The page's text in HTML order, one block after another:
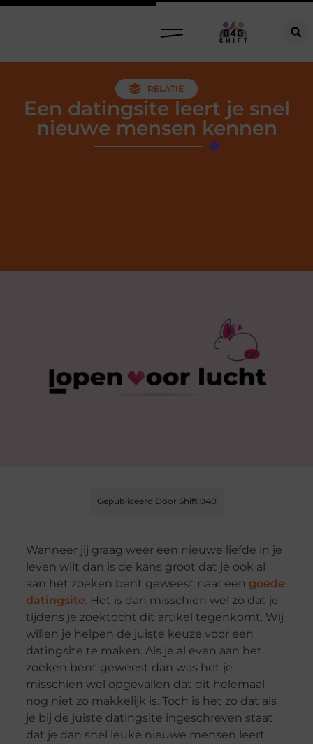
RELATIE
Een datingsite leert je snel
nieuwe mensen kennen
Gepubliceerd Door Shift 040
Wanneer jij graag weer een nieuwe liefde in je
leven wilt dan is de kans groot dat je ook al
aan het zoeken bent geweest naar een goede
datingsite. Het is dan misschien wel zo dat je
tijdens je zoektocht dit artikel tegenkomt. Wij
willen je helpen de juiste keuze voor een
datingsite te maken. Als je al even aan het
zoeken bent geweest dan was het je
misschien wel opgevallen dat dit helemaal
nog niet zo makkelijk is. Toch is het zo dat als
je bij de juiste datingsite ingeschreven staat
dat je dan snel leuke nieuwe mensen leert